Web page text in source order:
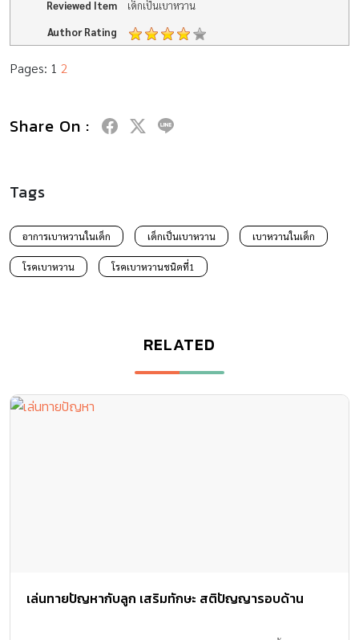
Reviewed Item
เด็กเป็นเบาหวาน
Author Rating
Pages: 1 2
Share On :
Tags
อาการเบาหวานในเด็ก เด็กเป็นเบาหวาน เบาหวานในเด็ก
โรคเบาหวาน โรคเบาหวานชนิดที่1
RELATED
เล่นทายปัญหากับลูก เสริมทักษะ สติปัญญารอบด้าน